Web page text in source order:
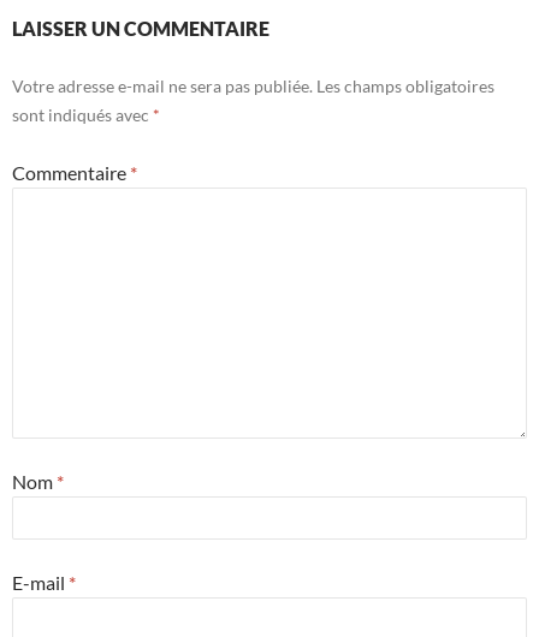
LAISSER UN COMMENTAIRE
Votre adresse e-mail ne sera pas publiée. Les champs obligatoires
sont indiqués avec *
Commentaire *
Nom *
E-mail *